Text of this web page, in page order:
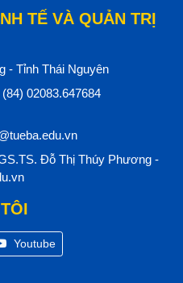
TẾ VÀ QUẢN TRỊ
- Tỉnh Thái Nguyên
(84) 02083.647684
Đỗ Thị Thúy Phương -
Youtube